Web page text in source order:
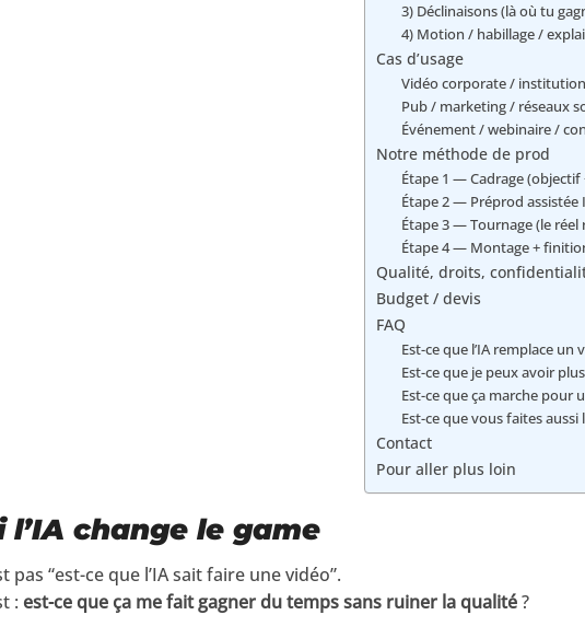
3) Déclinaisons (là où tu
4) Motion / habillage /
Cas d’usage
Vidéo corporate /
Pub / marketing / réseaux
Événement / webinaire /
Notre méthode de prod
Étape 1 — Cadrage (objectif
Étape 2 — Préprod assistée
Étape 3 — Tournage (le réel
Étape 4 — Montage +
Qualité, droits,
Budget / devis
FAQ
Est-ce que l’IA remplace
Est-ce que je peux avoir
Est-ce que ça marche pour
Est-ce que vous faites aussi
Contact
Pour aller plus loin
l’IA change le game
pas “est-ce que l’IA sait faire une vidéo”.
: est-ce que ça me fait gagner du temps sans ruiner la qualité?